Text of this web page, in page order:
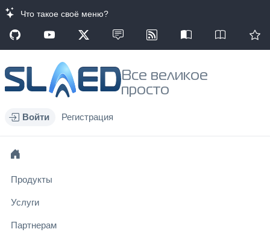
Что такое своё меню?
Все великое
просто
Войти Регистрация
Продукты
Услуги
Партнерам